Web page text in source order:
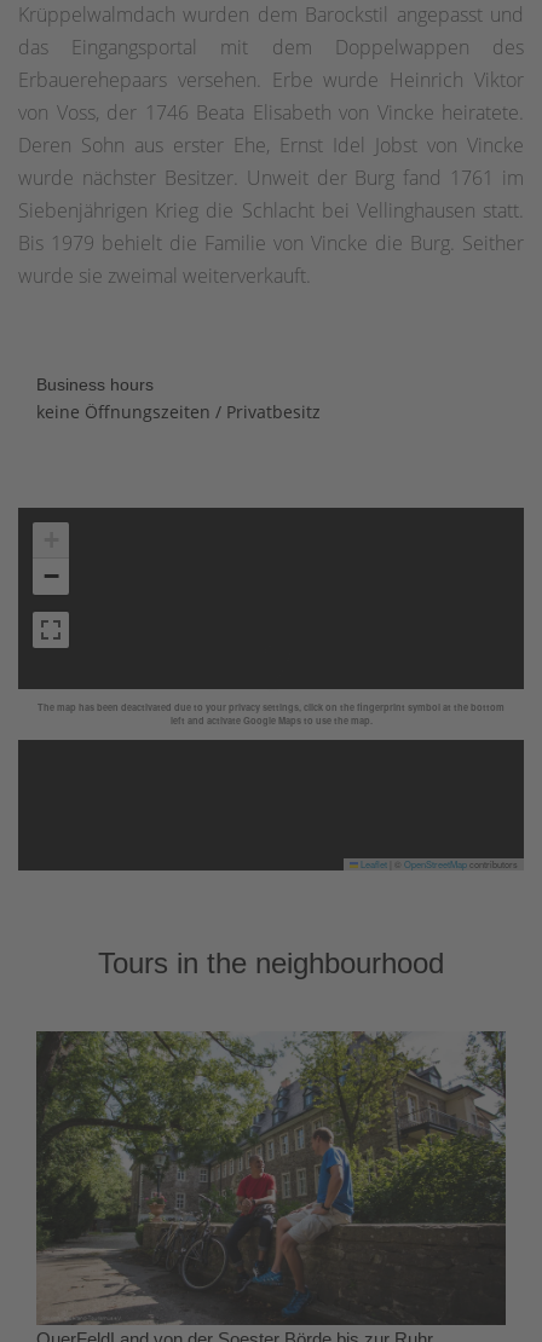
Krüppelwalmdach wurden dem Barockstil angepasst und
das Eingangsportal mit dem Doppelwappen des
Erbauerehepaars versehen. Erbe wurde Heinrich Viktor
von Voss, der 1746 Beata Elisabeth von Vincke heiratete.
Deren Sohn aus erster Ehe, Ernst Idel Jobst von Vincke
wurde nächster Besitzer. Unweit der Burg fand 1761 im
Siebenjährigen Krieg die Schlacht bei Vellinghausen statt.
Bis 1979 behielt die Familie von Vincke die Burg. Seither
wurde sie zweimal weiterverkauft.
Business hours
keine Öffnungszeiten / Privatbesitz
The map has been deactivated due to your privacy settings, click on the fingerprint symbol at the bottom
left and activate Google Maps to use the map.
−
Leaflet OpenStreetMapcontributors
Tours in the neighbourhood